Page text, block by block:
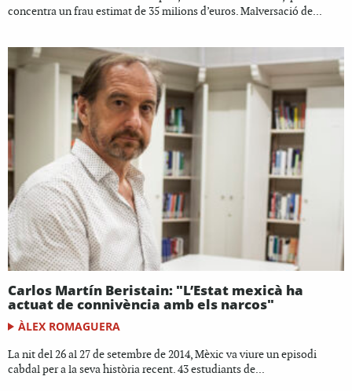
concentra un frau estimat de 35 milions d’euros. Malversació de...
Carlos Martín Beristain: "L’Estat mexicà ha
actuat de connivència amb els narcos"
ÀLEX ROMAGUERA
La nit del 26 al 27 de setembre de 2014, Mèxic va viure un episodi
cabdal per a la seva història recent. 43 estudiants de...